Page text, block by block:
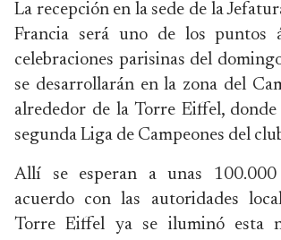
La recepción en la sede de la
Francia será uno de los puntos
celebraciones parisinas del
se desarrollarán en la zona del
alrededor de la Torre Eiffel,
segunda Liga de Campeones del
Allí se esperan a unas 100.000
acuerdo con las autoridades
Torre Eiffel ya se iluminó esta